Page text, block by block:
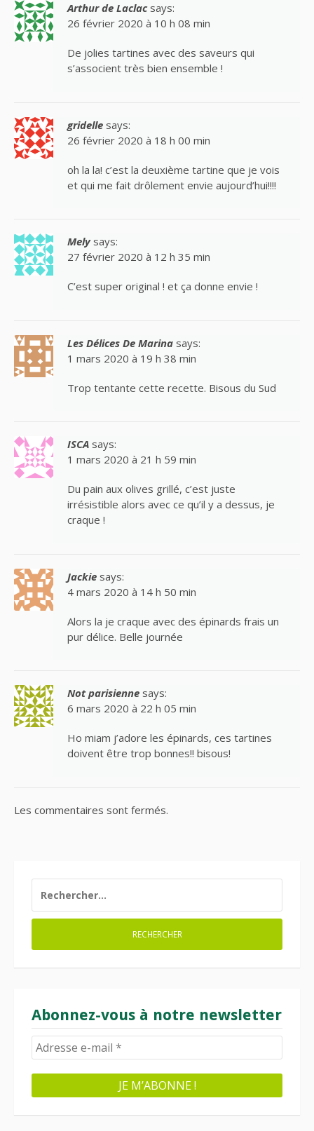
Arthur de Laclac says:
26 février 2020 à 10 h 08 min
De jolies tartines avec des saveurs qui
s’associent très bien ensemble !
gridelle says:
26 février 2020 à 18 h 00 min
oh la la! c’est la deuxième tartine que je vois
et qui me fait drôlement envie aujourd’hui!!!!
Mely says:
27 février 2020 à 12 h 35 min
C’est super original ! et ça donne envie !
Les Délices De Marina says:
1 mars 2020 à 19 h 38 min
Trop tentante cette recette. Bisous du Sud
ISCA says:
1 mars 2020 à 21 h 59 min
Du pain aux olives grillé, c’est juste
irrésistible alors avec ce qu’il y a dessus, je
craque !
Jackie says:
4 mars 2020 à 14 h 50 min
Alors la je craque avec des épinards frais un
pur délice. Belle journée
Not parisienne says:
6 mars 2020 à 22 h 05 min
Ho miam j’adore les épinards, ces tartines
doivent être trop bonnes!! bisous!
Les commentaires sont fermés.
Abonnez-vous à notre newsletter